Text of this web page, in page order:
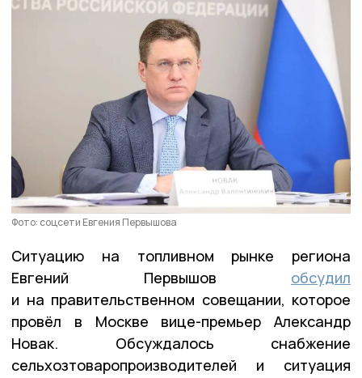
Фото: соцсети Евгения Первышова
Ситуацию на топливном рынке региона
Евгений Первышов обсудил
и на правительственном совещании, которое
провёл в Москве вице-премьер Александр
Новак. Обсуждалось снабжение
сельхозтоваропроизводителей и ситуация